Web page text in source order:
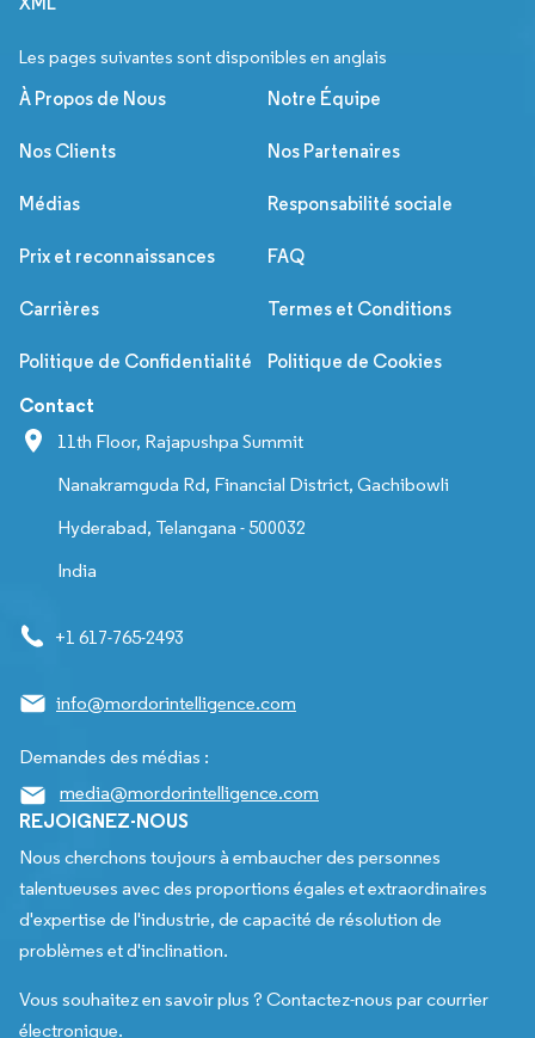
Les pages suivantes sont disponibles en anglais
À Propos de Nous Notre Équipe
Nos Clients Nos Partenaires
Médias Responsabilité sociale
Prix et reconnaissances FAQ
Carrières Termes et Conditions
Politique de Confidentialité Politique de Cookies
Contact
11th Floor, Rajapushpa Summit
Nanakramguda Rd, Financial District, Gachibowli
Hyderabad, Telangana - 500032
India
+1 617-765-2493
info@mordorintelligence.com
Demandes des médias :
media@mordorintelligence.com
REJOIGNEZ-NOUS
Nous cherchons toujours à embaucher des personnes
talentueuses avec des proportions égales et extraordinaires
d'expertise de l'industrie, de capacité de résolution de
problèmes et d'inclination.
Vous souhaitez en savoir plus ? Contactez-nous par courrier
électronique.